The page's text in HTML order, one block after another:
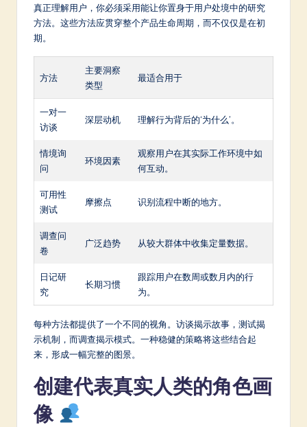
真正理解用户，你必须采用能让你置身于用户处境中的研究
方法。这些方法应贯穿整个产品生命周期，而不仅仅是在初
期。
方法
主要洞察
类型
最适合用于
一对一
访谈
深层动机 理解行为背后的‘为什么’。
情境询
问
环境因素
观察用户在其实际工作环境中如
何互动。
可用性
测试
摩擦点 识别流程中断的地方。
调查问
卷
广泛趋势 从较大群体中收集定量数据。
日记研
究
长期习惯
跟踪用户在数周或数月内的行
为。
每种方法都提供了一个不同的视角。访谈揭示故事，测试揭
示机制，而调查揭示模式。一种稳健的策略将这些结合起
来，形成一幅完整的图景。
创建代表真实人类的角色画
像